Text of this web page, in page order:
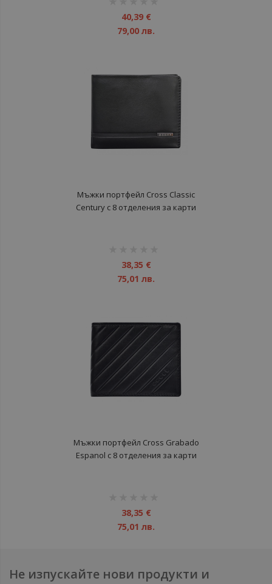
40,39 €
79,00 лв.
Мъжки портфейл Cross Classic
Century с 8 отделения за карти
38,35 €
75,01 лв.
Мъжки портфейл Cross Grabado
Espanol с 8 отделения за карти
38,35 €
75,01 лв.
Не изпускайте нови продукти и